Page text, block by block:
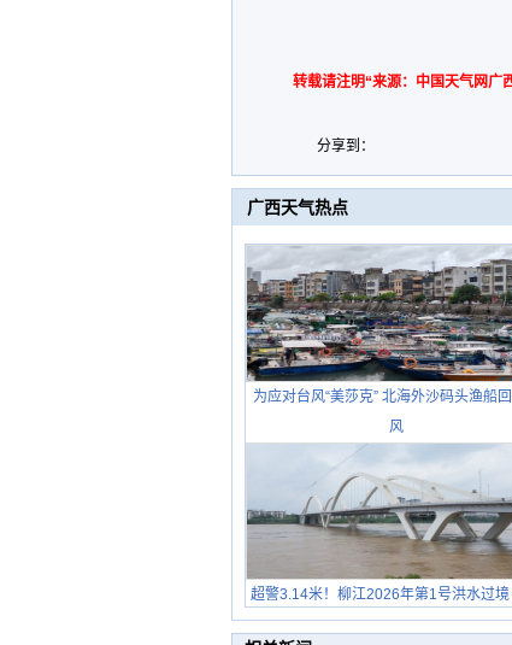
转载请注明“来源：中国天气网广
分享到：
广西天气热点
为应对台风“美莎克” 北海外沙码头渔船
风
超警3.14米！柳江2026年第1号洪水过境
在堤岸见证汛况